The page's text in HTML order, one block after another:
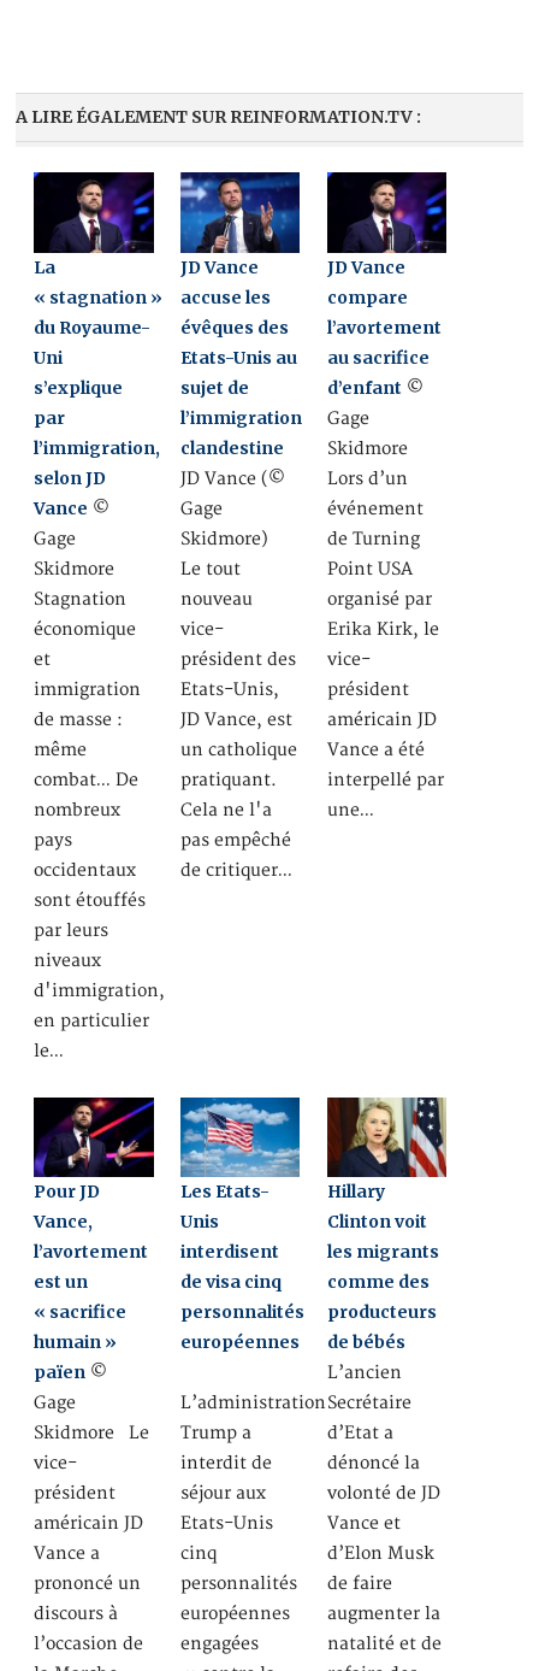
A LIRE ÉGALEMENT SUR REINFORMATION.TV :
La
« stagnation »
du Royaume-
Uni
s’explique
par
l’immigration,
selon JD
Vance ©
Gage
Skidmore
Stagnation
économique
et
immigration
de masse :
même
combat… De
nombreux
pays
occidentaux
sont étouffés
par leurs
niveaux
d'immigration,
en particulier
le…
JD Vance
accuse les
évêques des
Etats-Unis au
sujet de
l’immigration
clandestine
JD Vance (©
Gage
Skidmore)
Le tout
nouveau
vice-
président des
Etats-Unis,
JD Vance, est
un catholique
pratiquant.
Cela ne l'a
pas empêché
de critiquer…
JD Vance
compare
l’avortement
au sacrifice
d’enfant ©
Gage
Skidmore
Lors d’un
événement
de Turning
Point USA
organisé par
Erika Kirk, le
vice-
président
américain JD
Vance a été
interpellé par
une…
Pour JD
Vance,
l’avortement
est un
« sacrifice
humain »
païen ©
Gage
Skidmore Le
vice-
président
américain JD
Vance a
prononcé un
discours à
l’occasion de
Les Etats-
Unis
interdisent
de visa cinq
personnalités
européennes
L’administration
Trump a
interdit de
séjour aux
Etats-Unis
cinq
personnalités
européennes
engagées
Hillary
Clinton voit
les migrants
comme des
producteurs
de bébés
L’ancien
Secrétaire
d’Etat a
dénoncé la
volonté de JD
Vance et
d’Elon Musk
de faire
augmenter la
natalité et de